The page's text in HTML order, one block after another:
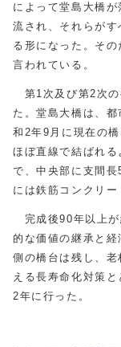
によって堂島大橋
流され、それらが
る形になった。そ
言われている。
第1次及び第2次の
た。堂島大橋は、
和2年9月に現在の
ほぼ直線で結ばれ
で、中央部に支間
には鉄筋コンクリー
完成後90年以上が
的な価値の継承と
側の橋台は残し、
える長寿命化対策
2年に行った。